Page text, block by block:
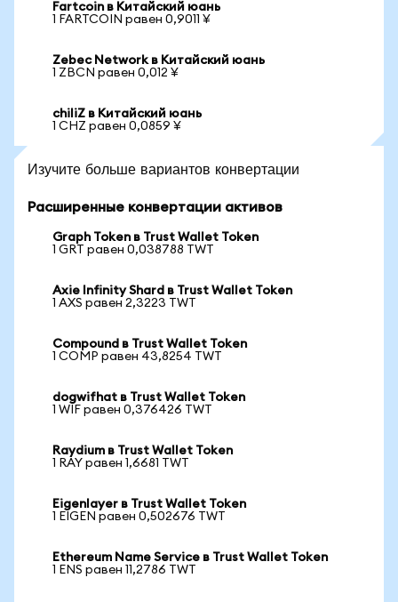
Fartcoin в Китайский юань
1 FARTCOIN равен 0,9011 ¥
Zebec Network в Китайский юань
1 ZBCN равен 0,012 ¥
chiliZ в Китайский юань
1 CHZ равен 0,0859 ¥
Изучите больше вариантов конвертации
Расширенные конвертации активов
Graph Token в Trust Wallet Token
1 GRT равен 0,038788 TWT
Axie Infinity Shard в Trust Wallet Token
1 AXS равен 2,3223 TWT
Compound в Trust Wallet Token
1 COMP равен 43,8254 TWT
dogwifhat в Trust Wallet Token
1 WIF равен 0,376426 TWT
Raydium в Trust Wallet Token
1 RAY равен 1,6681 TWT
Eigenlayer в Trust Wallet Token
1 EIGEN равен 0,502676 TWT
Ethereum Name Service в Trust Wallet Token
1 ENS равен 11,2786 TWT